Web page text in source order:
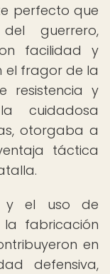
perfecto que
guerrero,
facilidad y
el fragor de la
resistencia y
cuidadosa
otorgaba a
táctica
y el uso de
la fabricación
en
defensiva,